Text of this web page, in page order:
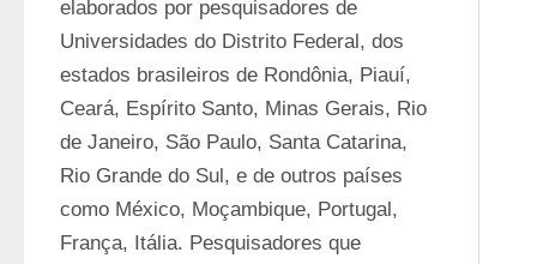
elaborados por pesquisadores de
Universidades do Distrito Federal, dos
estados brasileiros de Rondônia, Piauí,
Ceará, Espírito Santo, Minas Gerais, Rio
de Janeiro, São Paulo, Santa Catarina,
Rio Grande do Sul, e de outros países
como México, Moçambique, Portugal,
França, Itália. Pesquisadores que